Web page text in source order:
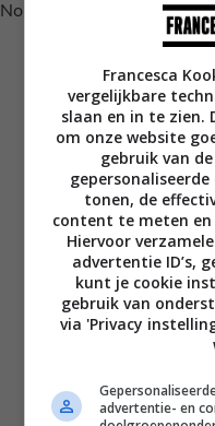
No posts found.
Disclaimer
Privacy voorwaarden
Instagram
Facebook
Pinterest
Francesca
vergelijkbare
slaan en in te zien.
om onze website
gebruik van
tonen, de
content te meten
Hiervoor
advertentie ID’s,
kunt je cookie
gebruik van
via 'Privacy
advertentie- en